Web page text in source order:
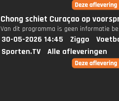
Chong schiet Curaçao op
Van dit programma is geen informatie
30-05-2026 14:45 Ziggo
Sporten.TV
Alle afleveringen